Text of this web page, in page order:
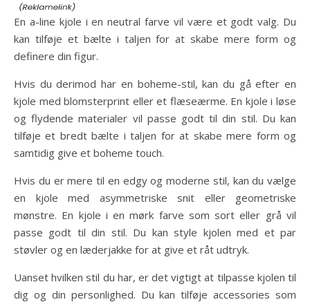
En a-line kjole i en neutral farve vil være et godt valg. Du
kan tilføje et bælte i taljen for at skabe mere form og
definere din figur.
Hvis du derimod har en boheme-stil, kan du gå efter en
kjole med blomsterprint eller et flæseærme. En kjole i løse
og flydende materialer vil passe godt til din stil. Du kan
tilføje et bredt bælte i taljen for at skabe mere form og
samtidig give et boheme touch.
Hvis du er mere til en edgy og moderne stil, kan du vælge
en kjole med asymmetriske snit eller geometriske
mønstre. En kjole i en mørk farve som sort eller grå vil
passe godt til din stil. Du kan style kjolen med et par
støvler og en læderjakke for at give et råt udtryk.
Uanset hvilken stil du har, er det vigtigt at tilpasse kjolen til
dig og din personlighed. Du kan tilføje accessories som